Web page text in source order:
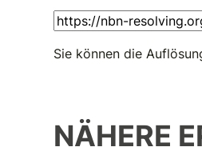
Sie können die
NÄHERE